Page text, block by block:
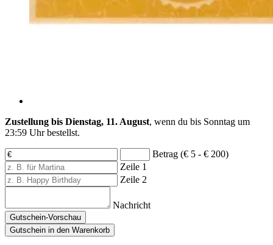
Zustellung bis Dienstag, 11. August, wenn du bis Sonntag um
23:59 Uhrbestellst.
Betrag (€ 5 - € 200)
Zeile 1
Zeile 2
Nachricht
Gutschein-Vorschau
Gutschein in den Warenkorb